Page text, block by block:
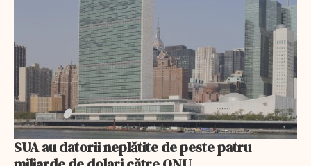
SUA au datorii neplătite de peste patru